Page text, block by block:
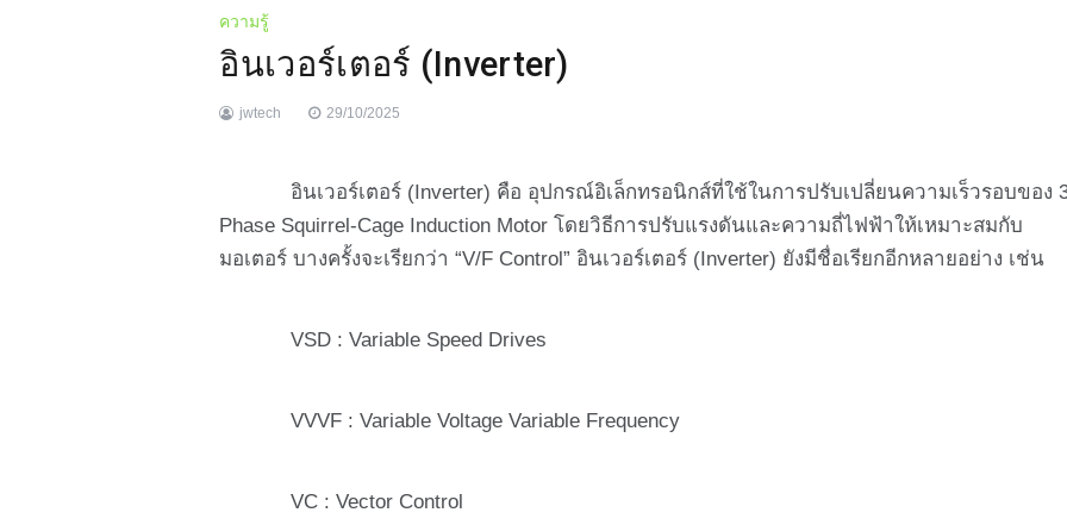
ความรู้
อินเวอร์เตอร์ (Inverter)
jwtech 29/10/2025
อินเวอร์เตอร์ (Inverter) คือ อุปกรณ์อิเล็กทรอนิกส์ที่ใช้ในการปรับเปลี่ยนความเร็วรอบของ
Phase Squirrel-Cage Induction Motor โดยวิธีการปรับแรงดันและความถี่ไฟฟ้าให้เหมาะสมกับ
มอเตอร์ บางครั้งจะเรียกว่า “V/F Control” อินเวอร์เตอร์ (Inverter) ยังมีชื่อเรียกอีกหลายอย่าง เช่น
VSD : Variable Speed Drives
VVVF : Variable Voltage Variable Frequency
VC : Vector Control